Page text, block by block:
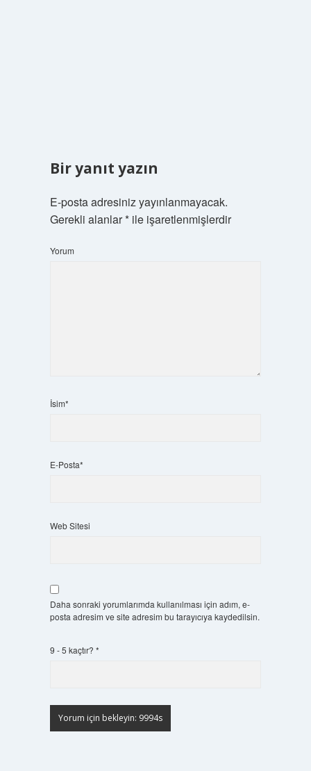
Bir yanıt yazın
E-posta adresiniz yayınlanmayacak.
Gerekli alanlar*ile işaretlenmişlerdir
Yorum
İsim*
E-Posta*
Web Sitesi
Daha sonraki yorumlarımda kullanılması için adım, e-
posta adresim ve site adresim bu tarayıcıya kaydedilsin.
9 - 5 kaçtır? *